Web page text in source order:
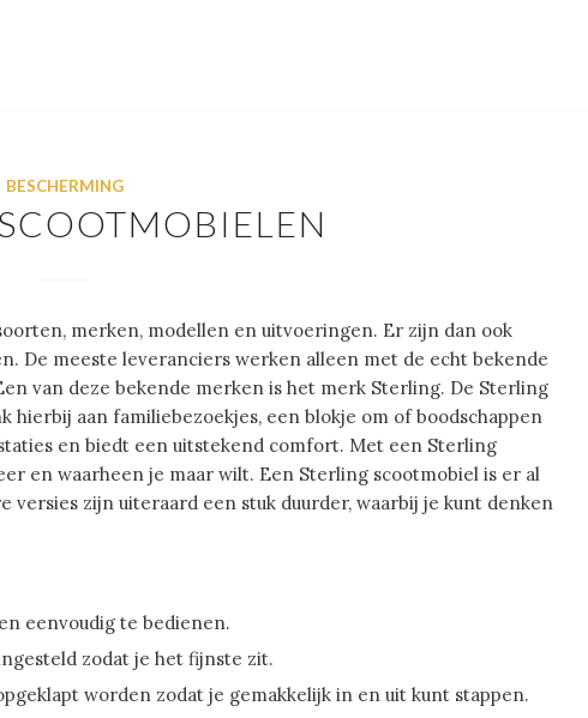
BESCHERMING
merken, modellen en uitvoeringen. Er zijn dan ook
De meeste leveranciers werken alleen met de echt bekende
van deze bekende merken is het merk Sterling. De Sterling
hierbij aan familiebezoekjes, een blokje om of boodschappen
en biedt een uitstekend comfort. Met een Sterling
en waarheen je maar wilt. Een Sterling scootmobiel is er al
versies zijn uiteraard een stuk duurder, waarbij je kunt denken
eenvoudig te bedienen.
zodat je het fijnste zit.
worden zodat je gemakkelijk in en uit kunt stappen.